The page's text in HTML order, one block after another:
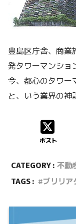
豊島区庁舎、商業
発タワーマンショ
今、都心のタワー
と、いう業界の
ポスト
CATEGORY : 不動
TAGS :
ブリリア